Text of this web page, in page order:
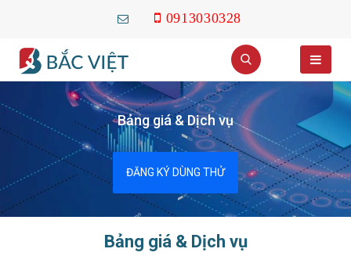
0913030328
Bảng giá & Dịch vụ
ĐĂNG KÝ DÙNG THỬ
Bảng giá & Dịch vụ